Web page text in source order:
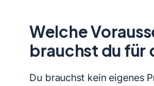
Welche
brauchst du für
Du brauchst kein eigenes